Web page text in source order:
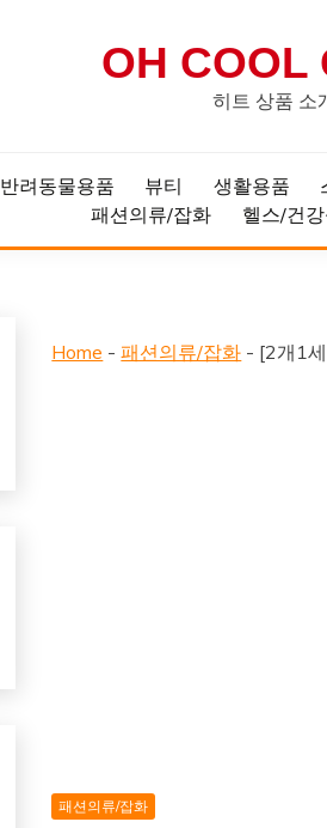
OH COOL
히트 상품 소
반려동물용품 뷰티 생활용품
패션의류/잡화
헬스/건
Home -패션의류/잡화 - [2개1
패션의류/잡화